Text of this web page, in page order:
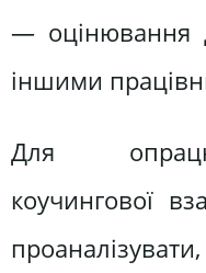
— оцінювання
іншими
Для
коучингової